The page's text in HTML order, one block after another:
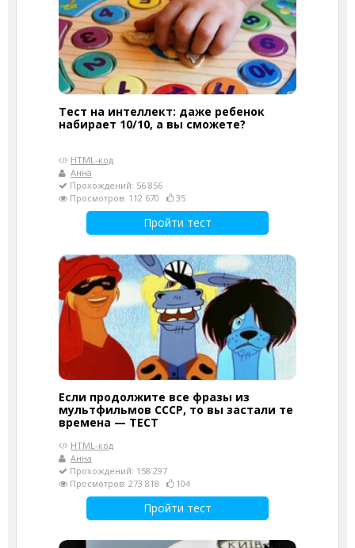
Тест на интеллект: даже ребенок
набирает 10/10, а вы сможете?
HTML-код
Анна
Прохождений: 56 856
Просмотров: 112 670
35
Пройти тест
Если продолжите все фразы из
мультфильмов СССР, то вы застали те
времена — ТЕСТ
HTML-код
Анна
Прохождений: 158 297
Просмотров: 273 818
104
Пройти тест